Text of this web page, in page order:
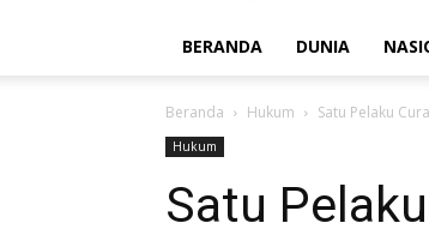
BERANDA DUNIA
Beranda Hukum Satu Pelaku
Hukum
Satu